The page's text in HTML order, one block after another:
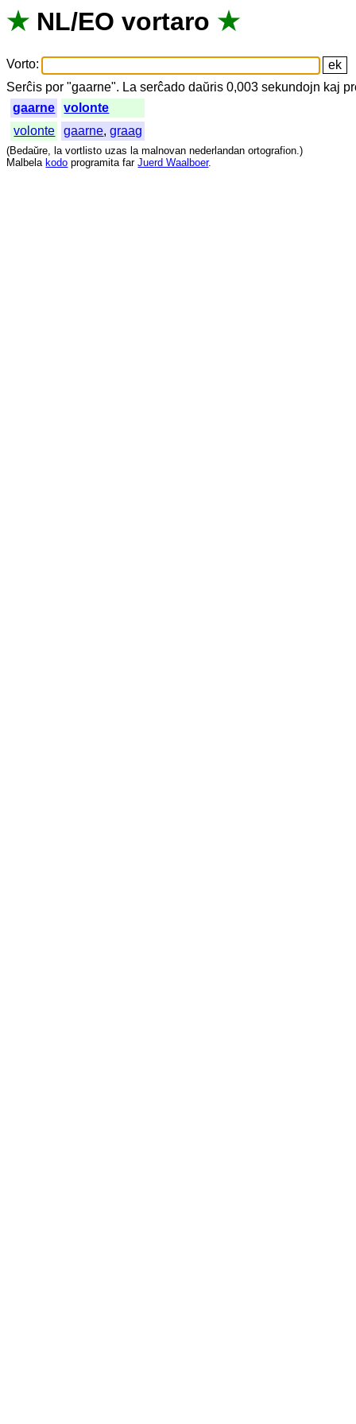
★ NL/EO vortaro ★
Vorto:
Serĉis por "gaarne". La serĉado daŭris 0,003sekundojn kaj
gaarne
volonte
volonte
gaarne,graag
(Bedaŭre, la vortlisto uzas la malnovan nederlandan ortografion.)
Malbela kodo programita far Juerd Waalboer.